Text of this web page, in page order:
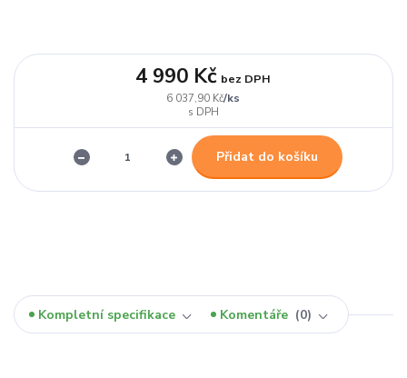
6 037,90 Kč/ks
4 990 Kč bez DPH
Přidat do košíku
Kompletní specifikace Komentáře 0